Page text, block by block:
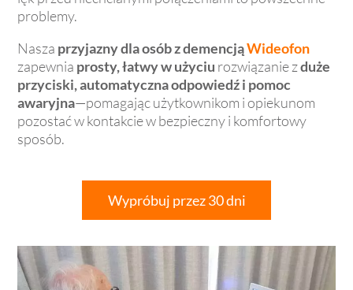
problemy.
Nasza przyjazny dla osób z demencjąWideofon
zapewnia prosty, łatwy w użyciu rozwiązanie zduże
przyciski, automatyczna odpowiedź i pomoc
awaryjna—pomagając użytkownikom i opiekunom
pozostać w kontakcie w bezpieczny i komfortowy
sposób.
Wypróbuj przez 30 dni